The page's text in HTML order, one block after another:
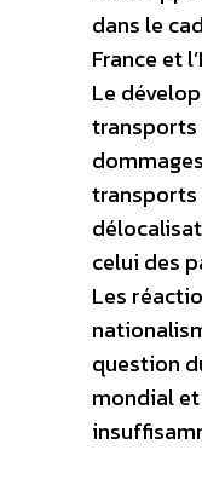
dans le
France et
Le
transports
transports
celui des
Les
question
mondial